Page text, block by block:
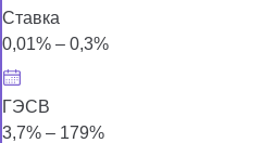
Ставка
0,01% – 0,3%
ГЭСВ
3,7% – 179%